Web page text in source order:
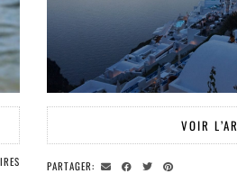
VOIR
PARTAGER: